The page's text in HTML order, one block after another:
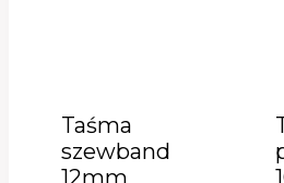
Taśma
szewband
12mm